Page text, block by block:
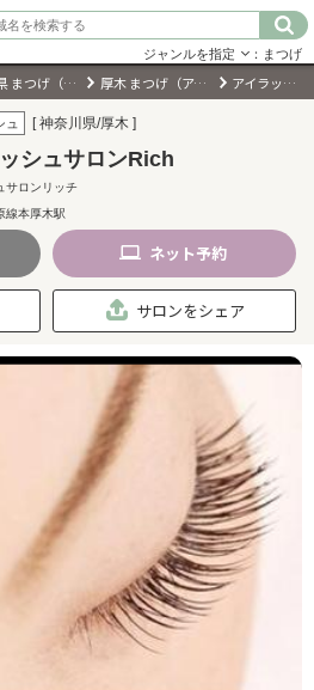
ン
（無料）
ら探す
ジャンルを指定 ：まつげ
神奈川県 まつげ（アイラッシュ）サロン 厚木 まつげ（アイラッシュ）サロン アイラッシュサロンRich
ュ [ 神奈川県/厚木 ]
シュサロンRich
サロンリッチ
線本厚木駅
ネット予約
サロンをシェア